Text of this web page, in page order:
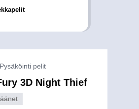
Pysäköinti pelit
3D Night Thief
äänet